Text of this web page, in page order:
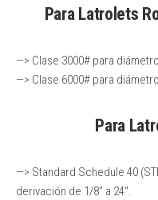
Para Latrolets
—> Clase 3000# para
—> Clase 6000# para
Para
—> Standard Schedule 40
derivación de 1/8″ a 24″.